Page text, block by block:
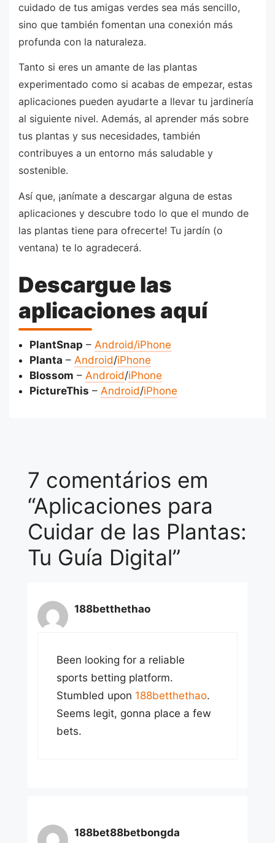
cuidado de tus amigas verdes sea más sencillo,
sino que también fomentan una conexión más
profunda con la naturaleza.
Tanto si eres un amante de las plantas
experimentado como si acabas de empezar, estas
aplicaciones pueden ayudarte a llevar tu jardinería
al siguiente nivel. Además, al aprender más sobre
tus plantas y sus necesidades, también
contribuyes a un entorno más saludable y
sostenible.
Así que, ¡anímate a descargar alguna de estas
aplicaciones y descubre todo lo que el mundo de
las plantas tiene para ofrecerte! Tu jardín (o
ventana) te lo agradecerá.
Descargue las
aplicaciones aquí
PlantSnap – Android/iPhone
Planta – Android/iPhone
Blossom – Android/iPhone
PictureThis – Android/iPhone
7 comentários em
“Aplicaciones para
Cuidar de las Plantas:
Tu Guía Digital”
188betthethao
Been looking for a reliable
sports betting platform.
Stumbled upon 188betthethao.
Seems legit, gonna place a few
bets.
188bet88betbongda